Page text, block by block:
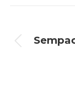
de